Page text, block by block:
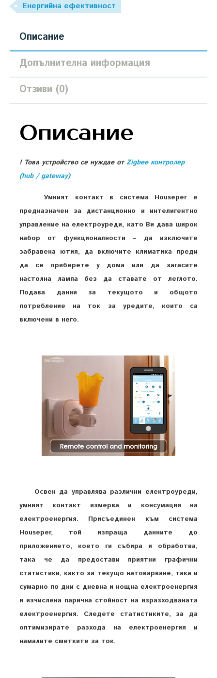
Енергийна ефективност
Описание
Допълнителна информация
Отзиви (0)
Описание
! Това устройство се нуждае отZigbee контролер
(hub / gateway)
Умният контакт в система Houseper e
предназначен за дистанционно и интелигентно
управление на електроуреди, като Ви дава широк
набор от функционалности – да изключите
забравена ютия, да включите климатика преди
да се приберете у дома или да загасите
настолна лампа без да ставате от леглото.
Подава данни за текущото и общото
потребление на ток за уредите, които са
включени в него.
Освен да управлява различни електроуреди,
умният контакт измерва и консумация на
електроенергия. Присъединен към система
Houseper, той изпраща данните до
приложението, което ги събира и обработва,
така че да предостави приятни графични
статистики, както за текущо натоварване, така и
сумарно по дни с дневна и нощна електроенергия
и изчислена парична стойност на изразходваната
електроенергия. Следете статистиките, за да
оптимизирате разхода на електроенергия и
намалите сметките за ток.